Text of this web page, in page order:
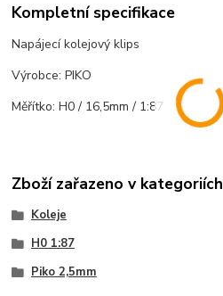
Kompletní specifikace
Napájecí kolejový klips
Výrobce: PIKO
Měřítko: H0 / 16,5mm / 1:87
Zboží zařazeno v kategoriích
Koleje
H0 1:87
Piko 2,5mm